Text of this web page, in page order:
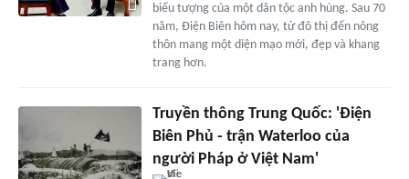
biểu tượng của một dân tộc anh hùng. Sau 70
năm, Điện Biên hôm nay, từ đô thị đến nông
thôn mang một diện mạo mới, đẹp và khang
trang hơn.
Truyền thông Trung Quốc: 'Điện
Biên Phủ - trận Waterloo của
người Pháp ở Việt Nam'